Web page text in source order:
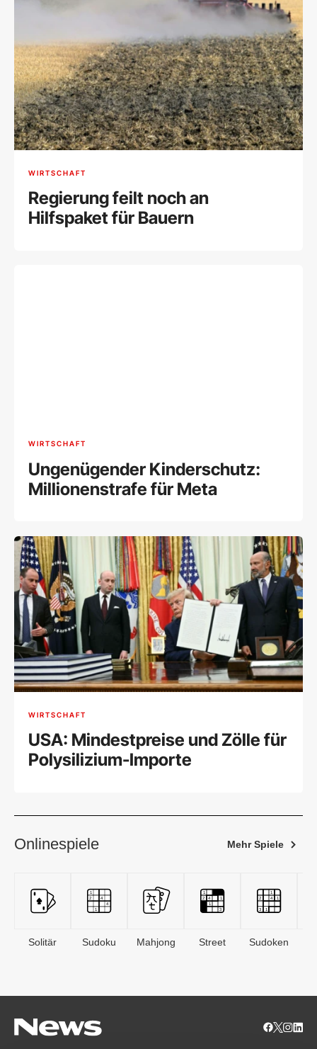
WIRTSCHAFT
Regierung feilt noch an
Hilfspaket für Bauern
WIRTSCHAFT
Ungenügender Kinderschutz:
Millionenstrafe für Meta
WIRTSCHAFT
USA: Mindestpreise und Zölle für
Polysilizium-Importe
Onlinespiele Mehr Spiele
Solitär Sudoku Mahjong Street Sudoken